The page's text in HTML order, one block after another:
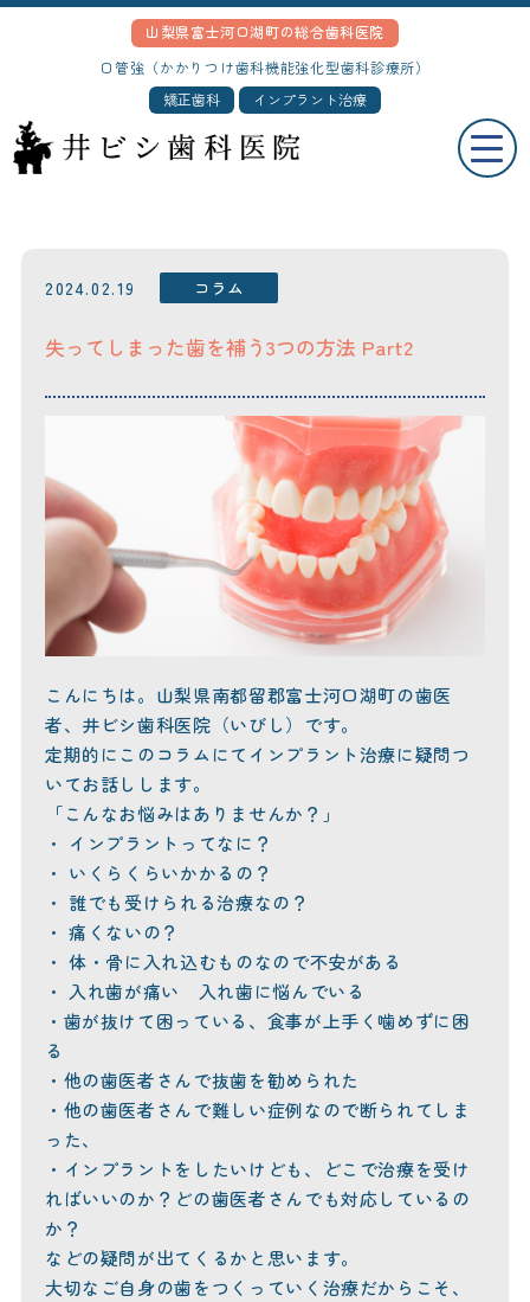
山梨県富士河口湖町の総合歯科医院
口管強（かかりつけ歯科機能強化型歯科診療所）
矯正歯科
インプラント治療
2024.02.19 コラム
失ってしまった歯を補う3つの方法 Part2
こんにちは。山梨県南都留郡富士河口湖町の歯医
者、井ビシ歯科医院（いびし）です。
定期的にこのコラムにてインプラント治療に疑問つ
いてお話しします。
「こんなお悩みはありませんか？」
・ インプラントってなに？
・ いくらくらいかかるの？
・ 誰でも受けられる治療なの？
・ 痛くないの？
・ 体・骨に入れ込むものなので不安がある
・ 入れ歯が痛い 入れ歯に悩んでいる
・歯が抜けて困っている、食事が上手く噛めずに困
る
・他の歯医者さんで抜歯を勧められた
・他の歯医者さんで難しい症例なので断られてしま
った、
・インプラントをしたいけども、どこで治療を受け
ればいいのか？どの歯医者さんでも対応しているの
か？
などの疑問が出てくるかと思います。
大切なご自身の歯をつくっていく治療だからこそ、